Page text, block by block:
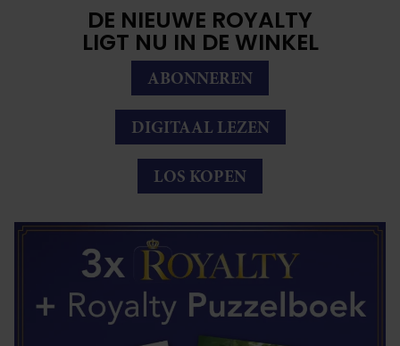
DE NIEUWE ROYALTY
LIGT NU IN DE WINKEL
ABONNEREN
DIGITAAL LEZEN
LOS KOPEN